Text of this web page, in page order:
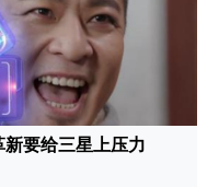
要给三星上压力